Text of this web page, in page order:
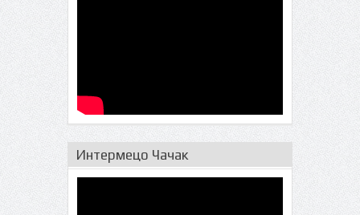
Интермецо Чачак